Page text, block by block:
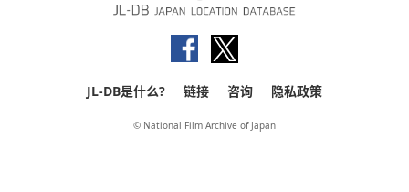
JL-DB是什么? 链接 咨询 隐私政策
© National Film Archive of Japan